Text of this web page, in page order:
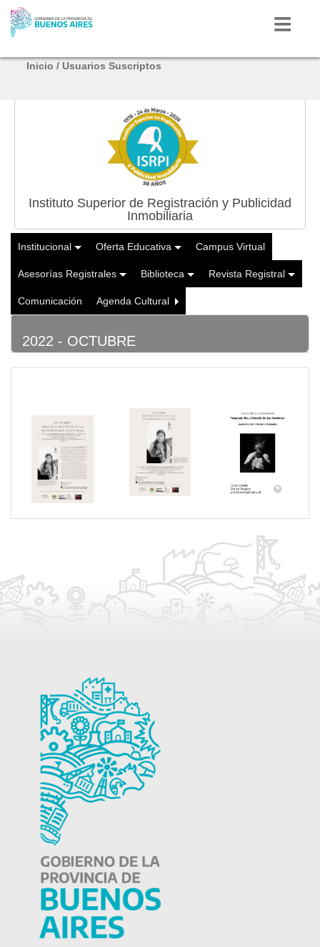
Inicio / Usuarios Suscriptos
Instituto Superior de Registración y Publicidad
Inmobiliaria
Institucional Oferta Educativa Campus Virtual
Asesorías Registrales Biblioteca Revista Registral
Comunicación Agenda Cultural
2022 - OCTUBRE